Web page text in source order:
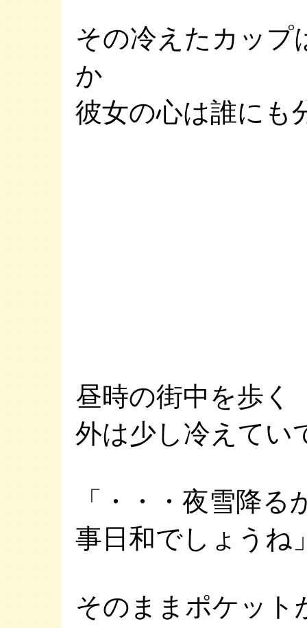
その冷えたカップ
か
彼女の心は誰にも
昼時の街中を歩く
外は少し冷えてい
「・・・夜雪降
事日和でしょうね
そのままポケット